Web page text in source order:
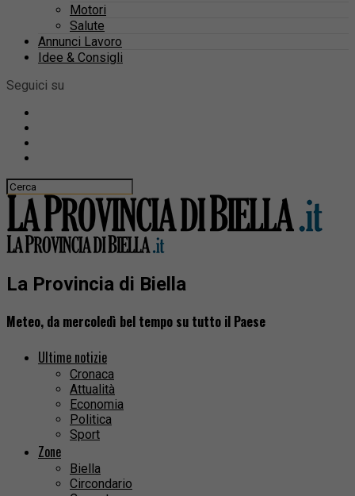
Motori
Salute
Annunci Lavoro
Idee & Consigli
Seguici su
La Provincia di Biella
Meteo, da mercoledì bel tempo su tutto il Paese
Ultime notizie
Cronaca
Attualità
Economia
Politica
Sport
Zone
Biella
Circondario